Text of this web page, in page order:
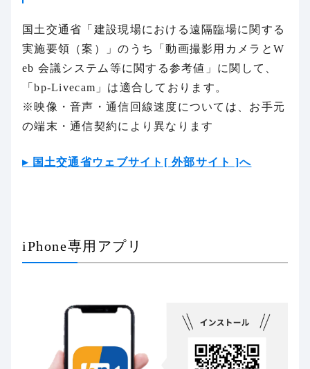
国土交通省「建設現場における遠隔臨場に関する
実施要領（案）」のうち「動画撮影用カメラとW
eb 会議システム等に関する参考値」に関して、
「bp-Livecam」は適合しております。
※映像・音声・通信回線速度については、お手元
の端末・通信契約により異なります
▸ 国土交通省ウェブサイト[ 外部サイト ]へ
iPhone専用アプリ